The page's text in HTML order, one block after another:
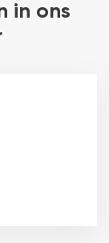
in ons